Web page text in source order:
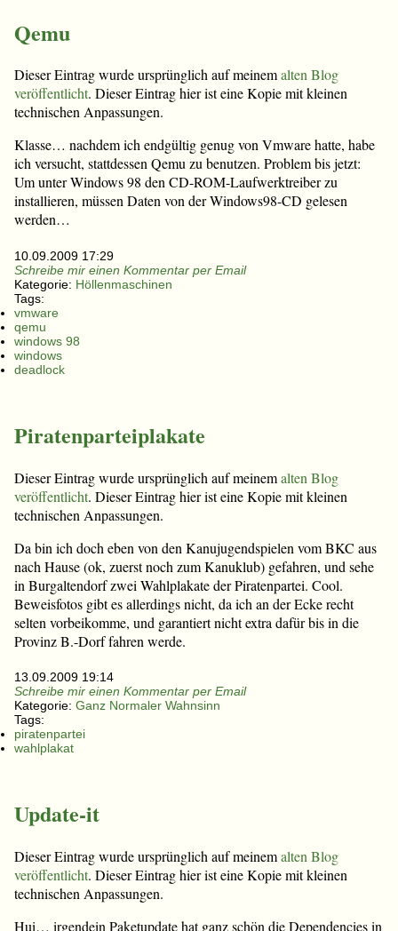
Qemu
Dieser Eintrag wurde ursprünglich auf meinemalten Blog
veröffentlicht. Dieser Eintrag hier ist eine Kopie mit kleinen
technischen Anpassungen.
Klasse… nachdem ich endgültig genug von Vmware hatte, habe
ich versucht, stattdessen Qemu zu benutzen. Problem bis jetzt:
Um unter Windows 98 den CD-ROM-Laufwerktreiber zu
installieren, müssen Daten von der Windows98-CD gelesen
werden…
10.09.2009 17:29
Schreibe mir einen Kommentar per Email
Kategorie: Höllenmaschinen
Tags:
vmware
qemu
windows 98
windows
deadlock
Piratenparteiplakate
Dieser Eintrag wurde ursprünglich auf meinemalten Blog
veröffentlicht. Dieser Eintrag hier ist eine Kopie mit kleinen
technischen Anpassungen.
Da bin ich doch eben von den Kanujugendspielen vom BKC aus
nach Hause (ok, zuerst noch zum Kanuklub) gefahren, und sehe
in Burgaltendorf zwei Wahlplakate der Piratenpartei. Cool.
Beweisfotos gibt es allerdings nicht, da ich an der Ecke recht
selten vorbeikomme, und garantiert nicht extra dafür bis in die
Provinz B.-Dorf fahren werde.
13.09.2009 19:14
Schreibe mir einen Kommentar per Email
Kategorie: Ganz Normaler Wahnsinn
Tags:
piratenpartei
wahlplakat
Update-it
Dieser Eintrag wurde ursprünglich auf meinemalten Blog
veröffentlicht. Dieser Eintrag hier ist eine Kopie mit kleinen
technischen Anpassungen.
Hui… irgendein Paketupdate hat ganz schön die Dependencies in